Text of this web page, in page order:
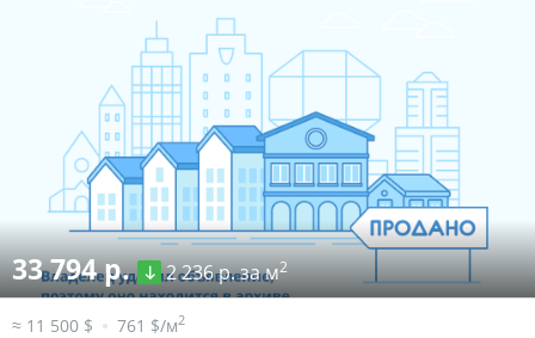
33 794 р. 2 236 р. за м2
≈ 11 500 $ 761 $/м2